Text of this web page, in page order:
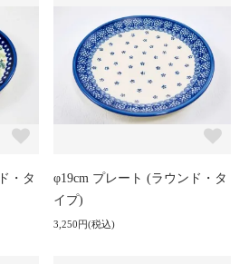
・タ
φ19cm プレート (ラウンド・タ
イプ)
3,250円(税込)